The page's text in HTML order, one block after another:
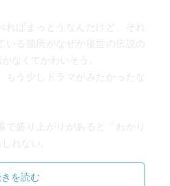
ばまっとうなんだけど、それ
いる箇所がなぜか後世の伝説の
なくてかわいそう。
う少しドラマがみたかったな
盛り上がりがあると「わかり
れない。
贋説・鹿鳴館」や「なぜ絵師
を読む